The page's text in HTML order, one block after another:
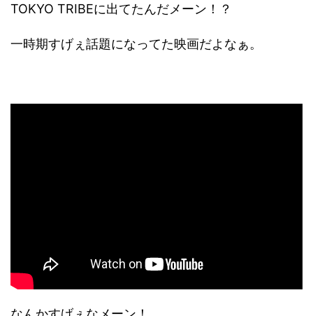
TOKYO TRIBEに出てたんだメーン！？
一時期すげぇ話題になってた映画だよなぁ。